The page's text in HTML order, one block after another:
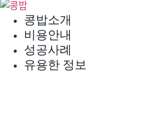
콘
콩밥소개
비용안내
성공사례
유용한 정보